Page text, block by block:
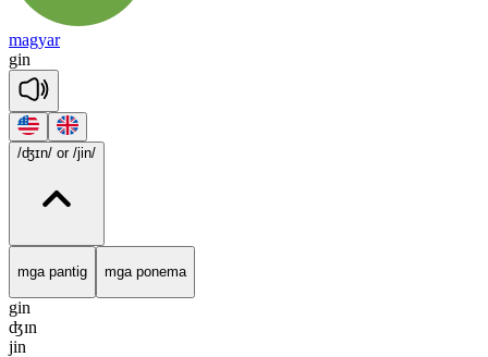
magyar
gin
/ʤɪn/ or /jin/
mga pantig mga ponema
gin
ʤɪn
jin